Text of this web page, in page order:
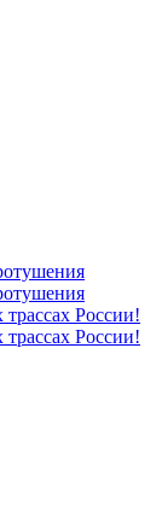
России!
России!